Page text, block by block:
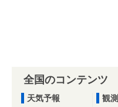
全国のコンテンツ
天気予報
観測